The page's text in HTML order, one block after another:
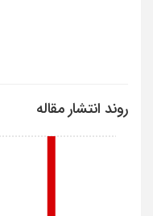
روند انتشار مقاله